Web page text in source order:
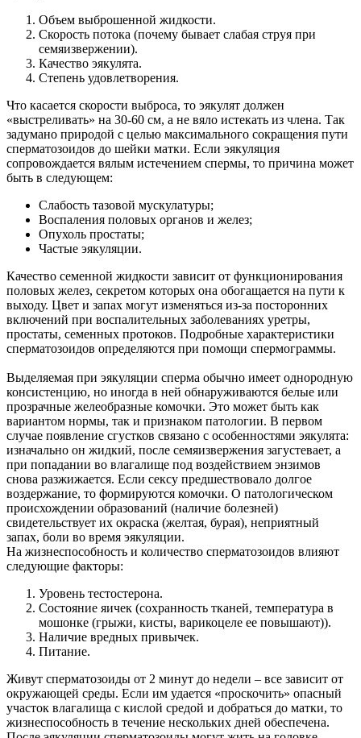
Объем выброшенной жидкости.
Скорость потока (почему бывает слабая струя при
семяизвержении).
Качество эякулята.
Степень удовлетворения.
Что касается скорости выброса, то эякулят должен
«выстреливать» на 30-60 см, а не вяло истекать из члена. Так
задумано природой с целью максимального сокращения пути
сперматозоидов до шейки матки. Если эякуляция
сопровождается вялым истечением спермы, то причина может
быть в следующем:
Слабость тазовой мускулатуры;
Воспаления половых органов и желез;
Опухоль простаты;
Частые эякуляции.
Качество семенной жидкости зависит от функционирования
половых желез, секретом которых она обогащается на пути к
выходу. Цвет и запах могут изменяться из-за посторонних
включений при воспалительных заболеваниях уретры,
простаты, семенных протоков. Подробные характеристики
сперматозоидов определяются при помощи спермограммы.
Выделяемая при эякуляции сперма обычно имеет однородную
консистенцию, но иногда в ней обнаруживаются белые или
прозрачные желеобразные комочки. Это может быть как
вариантом нормы, так и признаком патологии. В первом
случае появление сгустков связано с особенностями эякулята:
изначально он жидкий, после семяизвержения загустевает, а
при попадании во влагалище под воздействием энзимов
снова разжижается. Если сексу предшествовало долгое
воздержание, то формируются комочки. О патологическом
происхождении образований (наличие болезней)
свидетельствует их окраска (желтая, бурая), неприятный
запах, боли во время эякуляции.
На жизнеспособность и количество сперматозоидов влияют
следующие факторы:
Уровень тестостерона.
Состояние яичек (сохранность тканей, температура в
мошонке (грыжи, кисты, варикоцеле ее повышают)).
Наличие вредных привычек.
Питание.
Живут сперматозоиды от 2 минут до недели – все зависит от
окружающей среды. Если им удается «проскочить» опасный
участок влагалища с кислой средой и добраться до матки, то
жизнеспособность в течение нескольких дней обеспечена.